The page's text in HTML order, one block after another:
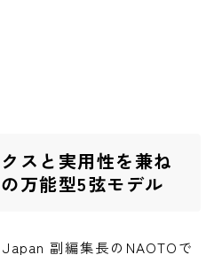
スと実用性を兼ね
万能型5弦モデル
副編集長のNAOTOで